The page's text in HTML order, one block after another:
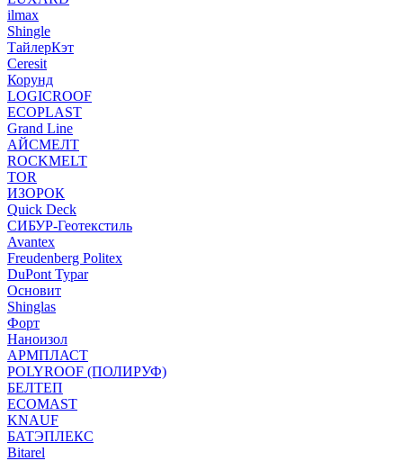
ilmax
Shingle
ТайлерКэт
Ceresit
Корунд
LOGICROOF
ECOPLAST
Grand Line
АЙСМЕЛТ
ROCKMELT
TOR
ИЗОРОК
Quick Deck
СИБУР-Геотекстиль
Avantex
Freudenberg Politex
DuPont Typar
Основит
Shinglas
Форт
Наноизол
АРМПЛАСТ
POLYROOF (ПОЛИРУФ)
БЕЛТЕП
ECOMAST
KNAUF
БАТЭПЛЕКС
Bitarel